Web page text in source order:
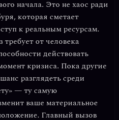
начала. Это не хаос ради
, которая сметает
к реальным ресурсам.
требует от человека
действовать
кризиса. Пока другие
разглядеть среди
— ту самую
ваше материальное
Главный вызов